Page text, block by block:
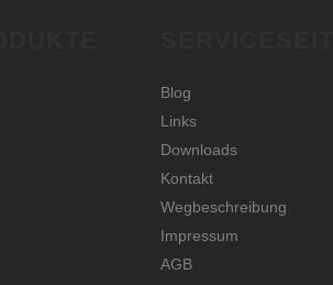
Blog
Links
Downloads
Kontakt
Wegbeschreibung
Impressum
AGB